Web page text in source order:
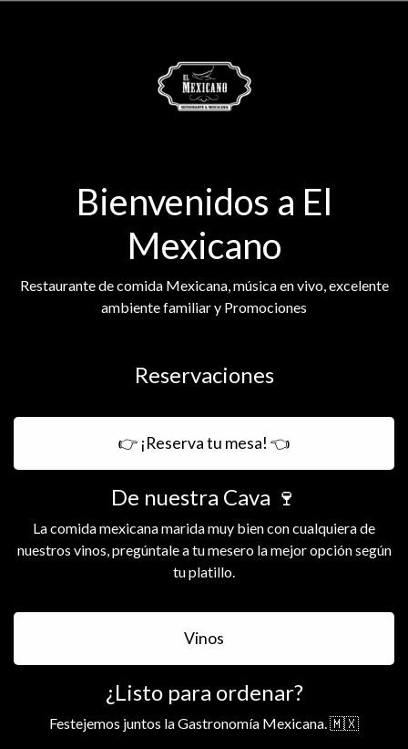
Bienvenidos a El
Mexicano
Restaurante de comida Mexicana, música en vivo, excelente
ambiente familiar y Promociones
Reservaciones
👉 ¡Reserva tu mesa! 👈
De nuestra Cava 🍷
La comida mexicana marida muy bien con cualquiera de
nuestros vinos, pregúntale a tu mesero la mejor opción según
tu platillo.
Vinos
¿Listo para ordenar?
Festejemos juntos la Gastronomía Mexicana. 🇲🇽